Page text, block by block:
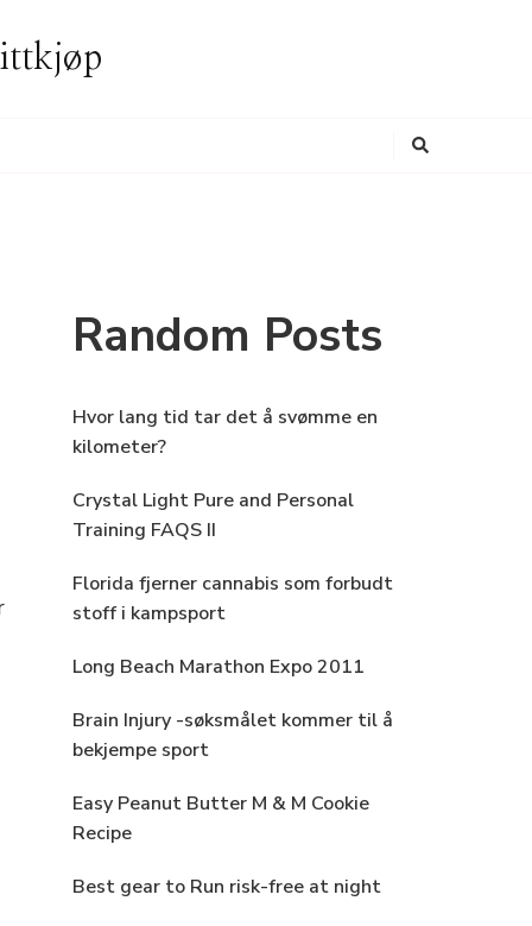
Random Posts
Hvor lang tid tar det å svømme en
kilometer?
Crystal Light Pure and Personal
Training FAQS II
Florida fjerner cannabis som forbudt
stoff i kampsport
Long Beach Marathon Expo 2011
Brain Injury -søksmålet kommer til å
bekjempe sport
Easy Peanut Butter M & M Cookie
Recipe
Best gear to Run risk-free at night